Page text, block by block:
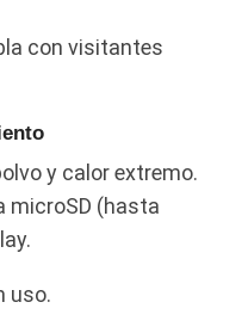
con visitantes
y calor extremo.
microSD (hasta
uso.